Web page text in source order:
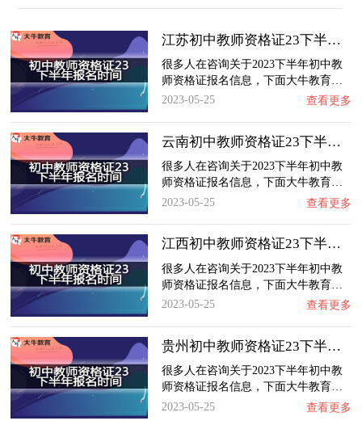
江苏初中教师资格证23下半年报名时间
很多人在咨询关于2023下半年初中教
师资格证报名信息，下面大牛教育…
2023-05-25
查看更多
云南初中教师资格证23下半年报名时间
很多人在咨询关于2023下半年初中教
师资格证报名信息，下面大牛教育…
2023-05-25
查看更多
江西初中教师资格证23下半年报名时间
很多人在咨询关于2023下半年初中教
师资格证报名信息，下面大牛教育…
2023-05-25
查看更多
贵州初中教师资格证23下半年报名时间
很多人在咨询关于2023下半年初中教
师资格证报名信息，下面大牛教育…
2023-05-25
查看更多